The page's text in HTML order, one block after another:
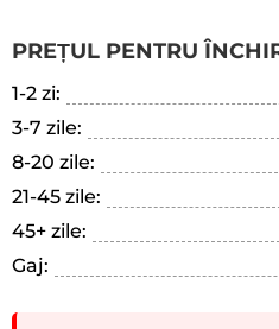
PREȚUL PENTRU
1-2 zi:
3-7 zile:
8-20 zile:
21-45 zile:
45+ zile:
Gaj: